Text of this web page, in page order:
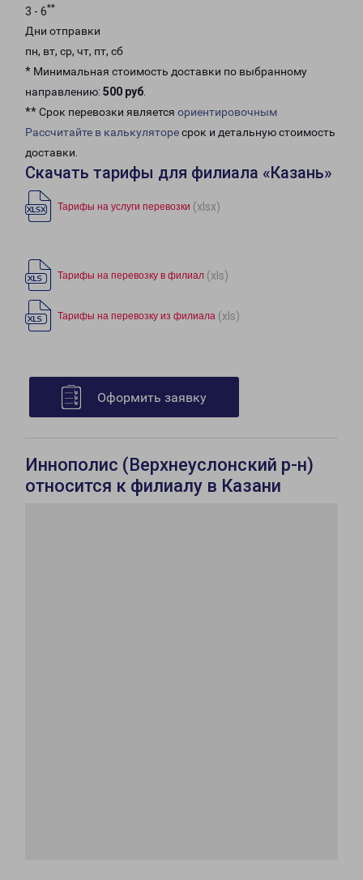
3 - 6**
Дни отправки
пн, вт, ср, чт, пт, сб
* Минимальная стоимость доставки по выбранному
направлению: 500 руб.
** Срок перевозки является ориентировочным
Рассчитайте в калькуляторесрок и детальную стоимость
доставки.
Скачать тарифы для филиала «Казань»
Тарифы на услуги перевозки (xlsx)
Тарифы на перевозку в филиал (xls)
Тарифы на перевозку из филиала (xls)
Оформить заявку
Иннополис (Верхнеуслонский р-н)
относится к филиалу в Казани